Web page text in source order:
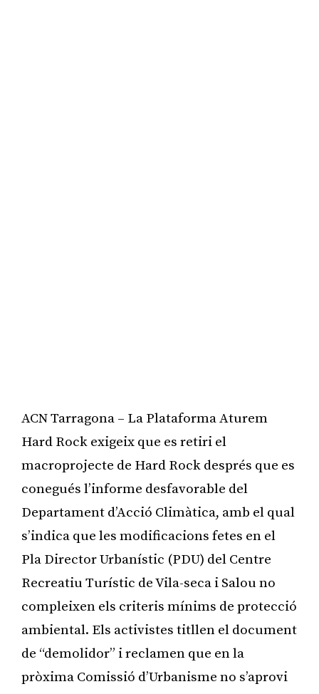
ACN Tarragona – La Plataforma Aturem
Hard Rock exigeix que es retiri el
macroprojecte de Hard Rock després que es
conegués l’informe desfavorable del
Departament d’Acció Climàtica, amb el qual
s’indica que les modificacions fetes en el
Pla Director Urbanístic (PDU) del Centre
Recreatiu Turístic de Vila-seca i Salou no
compleixen els criteris mínims de protecció
ambiental. Els activistes titllen el document
de “demolidor” i reclamen que en la
pròxima Comissió d’Urbanisme no s’aprovi